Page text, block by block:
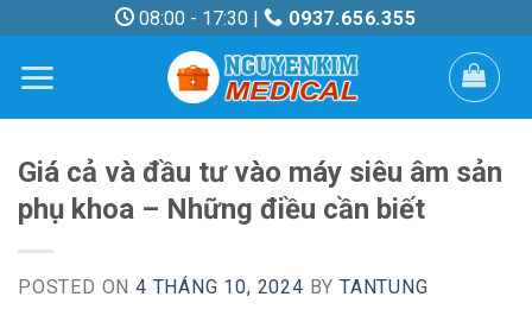
content
08:00 - 17:30 | 0937.656.355
Giá cả và đầu tư vào máy siêu âm sản
phụ khoa – Những điều cần biết
POSTED ON4 THÁNG 10, 2024 BYTANTUNG